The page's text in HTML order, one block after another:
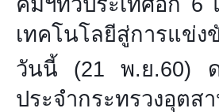
เทคโนโลยีสู่การแข่
วันนี้ (21 พ.ย.60)
ประจำกระทรวงอุต